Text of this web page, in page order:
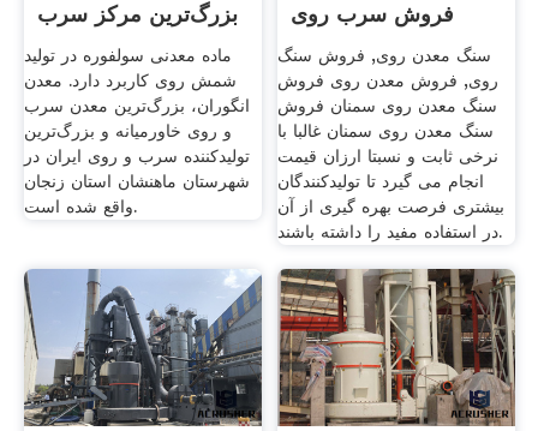
بزرگ‌ترین مرکز سرب
و
ماده معدنی سولفوره در تولید
شمش روی کاربرد دارد. معدن
انگوران، بزرگ‌ترین معدن سرب
و روی خاورمیانه و بزرگ‌ترین
تولیدکننده سرب و روی ایران در
شهرستان ماهنشان استان زنجان
واقع شده است.
فروش سرب روی
مسبازار
سنگ معدن روی, فروش سنگ
روی, فروش معدن روی فروش
سنگ معدن روی سمنان فروش
سنگ معدن روی سمنان غالبا با
نرخی ثابت و نسبتا ارزان قیمت
انجام می گیرد تا تولیدکنندگان
بیشتری فرصت بهره گیری از آن
در استفاده مفید را داشته باشند.